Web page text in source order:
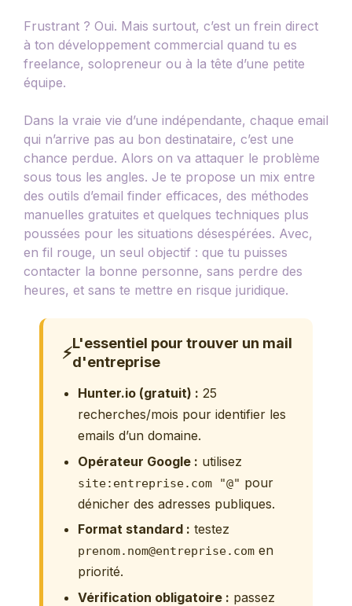
Frustrant ? Oui. Mais surtout, c’est un frein direct
à ton développement commercial quand tu es
freelance, solopreneur ou à la tête d’une petite
équipe.
Dans la vraie vie d’une indépendante, chaque email
qui n’arrive pas au bon destinataire, c’est une
chance perdue. Alors on va attaquer le problème
sous tous les angles. Je te propose un mix entre
des outils d’email finder efficaces, des méthodes
manuelles gratuites et quelques techniques plus
poussées pour les situations désespérées. Avec,
en fil rouge, un seul objectif : que tu puisses
contacter la bonne personne, sans perdre des
heures, et sans te mettre en risque juridique.
⚡
L'essentiel pour trouver un mail
d'entreprise
Hunter.io (gratuit) : 25
recherches/mois pour identifier les
emails d’un domaine.
Opérateur Google : utilisez
site:entreprise.com "@" pour
dénicher des adresses publiques.
Format standard : testez
prenom.nom@entreprise.com en
priorité.
Vérification obligatoire : passez